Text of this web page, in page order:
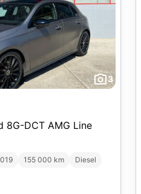
3
8G-DCT AMG Line
155 000 km
Diesel